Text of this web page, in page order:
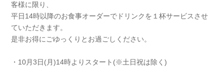
客様に限り、
平日14時以降のお食事オーダーでドリンクを１杯サービスさせ
ていただきます。
是非お得にごゆっくりとお過ごしください。
・10月3日(月)14時よりスタート(※土日祝は除く)